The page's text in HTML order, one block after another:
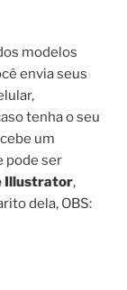
modelos
envia seus
tenha o seu
um
pode ser
Illustrator,
dela, OBS: